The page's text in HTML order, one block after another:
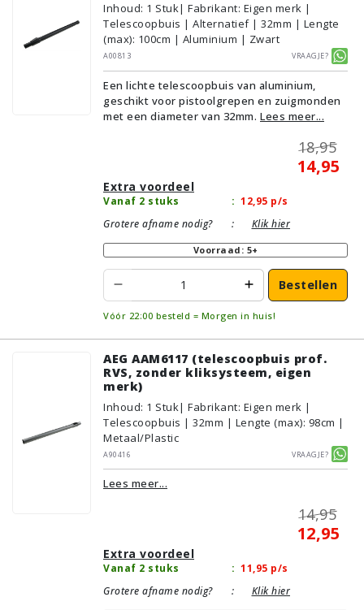
Inhoud: 1 Stuk| Fabrikant: Eigen merk |
Telescoopbuis | Alternatief | 32mm | Lengte
(max): 100cm | Aluminium | Zwart
A00813
Vraagje?
Een lichte telescoopbuis van aluminium,
geschikt voor pistoolgrepen en zuigmonden
met een diameter van 32mm. Lees meer...
18,95
14,95
Extra voordeel
Vanaf 2 stuks : 12,95 p/s
Grotere afname nodig?
: Klik hier
Voorraad: 5+
Bestellen
Vóór 22:00 besteld = Morgen in huis!
AEG AAM6117 (telescoopbuis prof.
RVS, zonder kliksysteem, eigen
merk)
Inhoud: 1 Stuk| Fabrikant: Eigen merk |
Telescoopbuis | 32mm | Lengte (max): 98cm |
Metaal/Plastic
A90416
Vraagje?
Lees meer...
14,95
12,95
Extra voordeel
Vanaf 2 stuks : 11,95 p/s
Grotere afname nodig?
: Klik hier